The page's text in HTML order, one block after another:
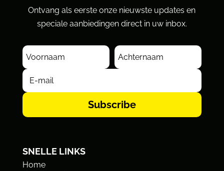
Ontvang als eerste onze nieuwste updates en
speciale aanbiedingen direct in uw inbox.
Subscribe
SNELLE LINKS
Home